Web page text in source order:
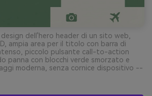
dell'hero header di un sito web,
ampia area per il titolo con barra di
piccolo pulsante call-to-action
panna con blocchi verde smorzato e
moderna, senza cornice dispositivo --